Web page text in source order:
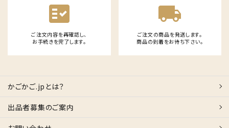
fact_check
ご注文内容を再確認し、
お手続きを完了します。
local_shipping
ご注文の商品を発送します。
商品の到着をお待ち下さい。
かごかご.jpとは？
出品者募集のご案内